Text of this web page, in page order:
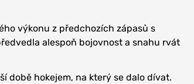
výkonu z předchozích zápasů s
alespoň bojovnost a snahu rvát
době hokejem, na který se dalo dívat.